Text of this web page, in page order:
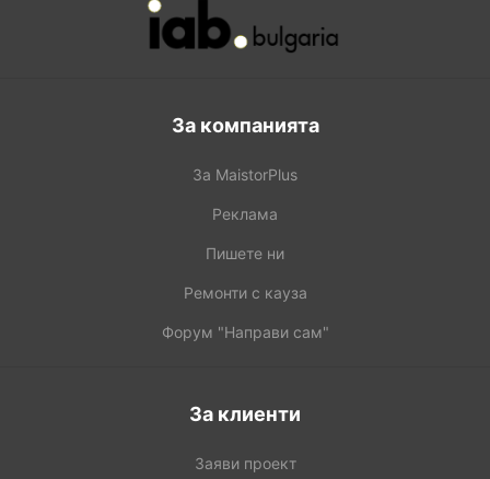
За компанията
За MaistorPlus
Реклама
Пишете ни
Ремонти с кауза
Форум "Направи сам"
За клиенти
Заяви проект